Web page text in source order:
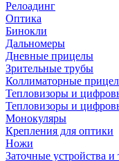
Релоадинг
Оптика
Бинокли
Дальномеры
Дневные прицелы
Зрительные трубы
Коллиматорные
Тепловизоры и
Тепловизоры и
Монокуляры
Крепления для оптики
Ножи
Заточные устройства